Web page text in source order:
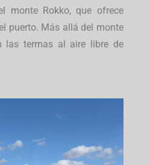
monte Rokko, que ofrece
puerto. Más allá del monte
las termas al aire libre de